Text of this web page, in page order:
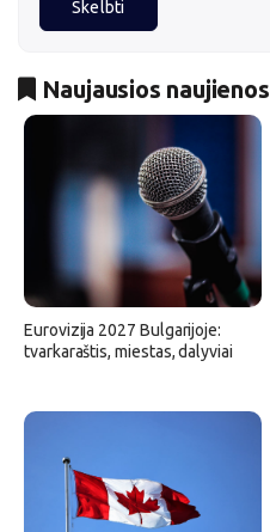
Skelbti
Naujausios naujienos
Eurovizija 2027 Bulgarijoje:
tvarkaraštis, miestas, dalyviai